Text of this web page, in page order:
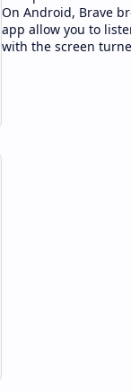
On Android, Brave
app allow you to
with the screen